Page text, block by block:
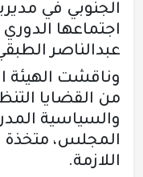
الجنوبي في
اجتماعها
عبدالناصر
وناقشت الهيئة
من القضايا
والسياسية
المجلس، متخذة
اللازمة.